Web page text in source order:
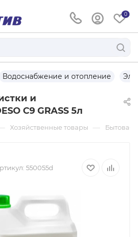
0
Водоснабжение и отопление
и
C9 GRASS 5л
Хозяйственные товары — Бытовая
550055d